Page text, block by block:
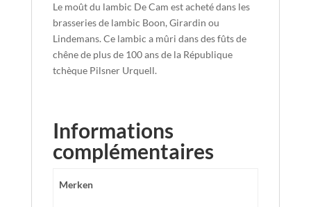
Le moût du lambic De Cam est acheté dans les
brasseries de lambic Boon, Girardin ou
Lindemans. Ce lambic a mûri dans des fûts de
chêne de plus de 100 ans de la République
tchèque Pilsner Urquell.
Informations
complémentaires
Merken